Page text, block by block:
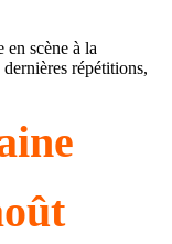
en scène à la
répétitions,